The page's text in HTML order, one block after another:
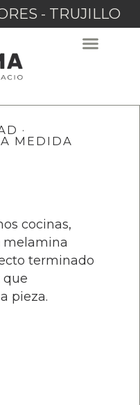
- TRUJILLO
·
MEDIDA
cocinas,
melamina
terminado
que
pieza.